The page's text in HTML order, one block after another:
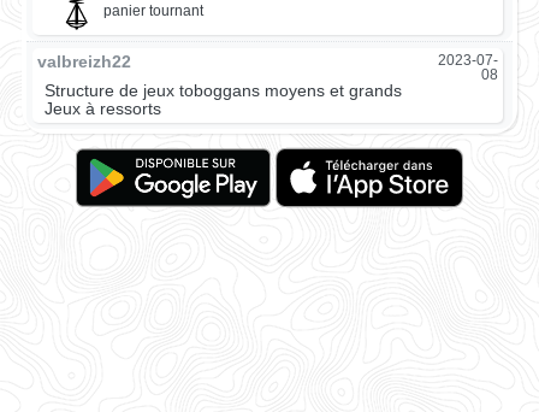
panier tournant
valbreizh22
2023-07-
08
Structure de jeux toboggans moyens et grands
Jeux à ressorts